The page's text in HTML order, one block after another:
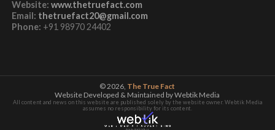
Website: www.thetruefact.com
Email: thetruefact20@gmail.com
Phone: +91 98970 24402
© 2026, The True Fact
Website Developed & Maintained by Webtik Media
All content and news on this website are published solely by the website owner. Webtik Media
assumes no responsibility for its content.